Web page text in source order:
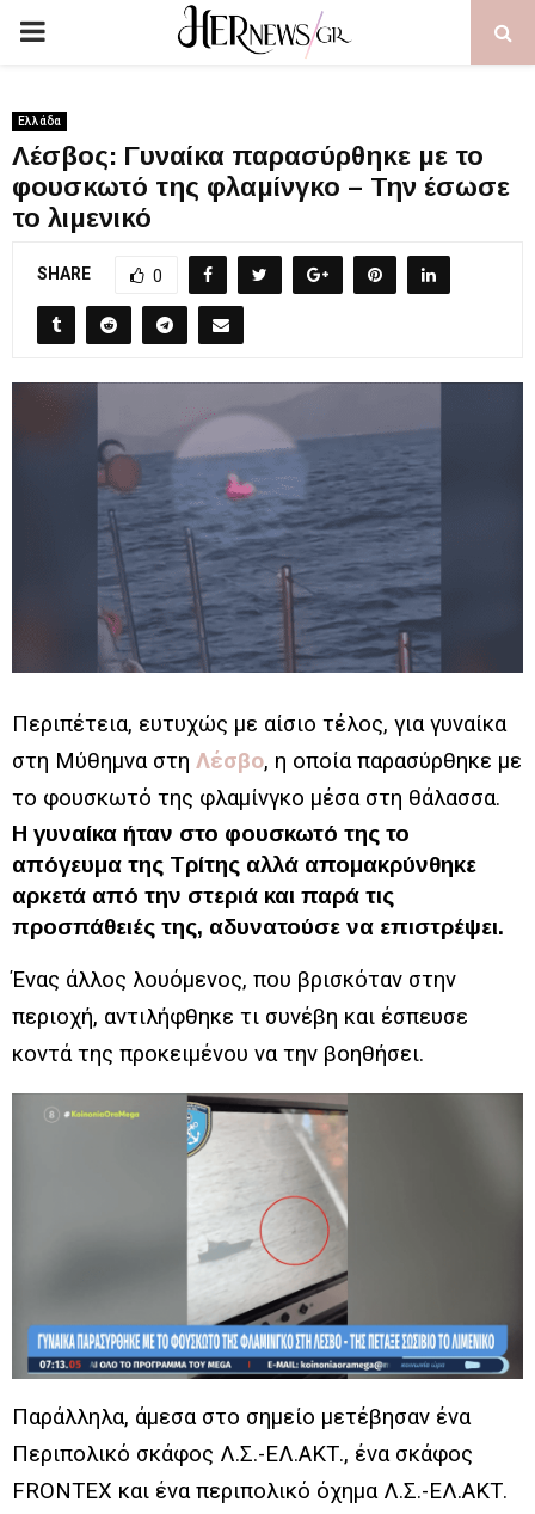
PRIMARY
Ελλάδα
Λέσβος: Γυναίκα παρασύρθηκε με το
φουσκωτό της φλαμίνγκο – Την έσωσε
το λιμενικό
SHARE 0
Περιπέτεια, ευτυχώς με αίσιο τέλος, για γυναίκα
στη Μύθημνα στη Λέσβο, η οποία παρασύρθηκε με
το φουσκωτό της φλαμίνγκο μέσα στη θάλασσα.
Η γυναίκα ήταν στο φουσκωτό της το
απόγευμα της Τρίτης αλλά απομακρύνθηκε
αρκετά από την στεριά και παρά τις
προσπάθειές της, αδυνατούσε να επιστρέψει.
Ένας άλλος λουόμενος, που βρισκόταν στην
περιοχή, αντιλήφθηκε τι συνέβη και έσπευσε
κοντά της προκειμένου να την βοηθήσει.
Παράλληλα, άμεσα στο σημείο μετέβησαν ένα
Περιπολικό σκάφος Λ.Σ.-ΕΛ.ΑΚΤ., ένα σκάφος
FRONTEX και ένα περιπολικό όχημα Λ.Σ.-ΕΛ.ΑΚΤ.